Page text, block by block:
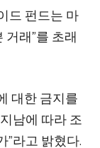
드 펀드는 마
래”를 초래
대한 금지를
남에 따라 조
”라고 밝혔다.